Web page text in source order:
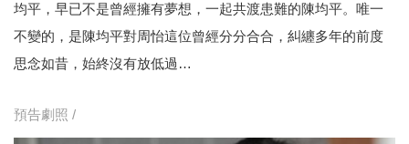
均平，早已不是曾經擁有夢想，一起共渡患難的陳均平。唯一
不變的，是陳均平對周怡這位曾經分分合合，糾纏多年的前度
思念如昔，始終沒有放低過…
預告劇照 /